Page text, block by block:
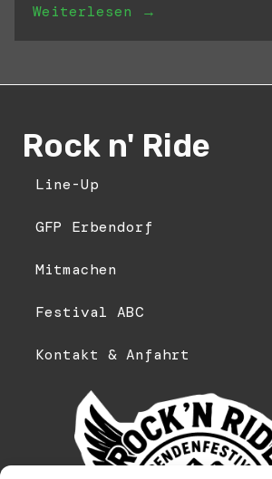
Weiterlesen →
Rock n' Ride
Line-Up
GFP Erbendorf
Mitmachen
Festival ABC
Kontakt & Anfahrt